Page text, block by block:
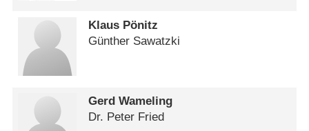
Klaus Pönitz
Günther Sawatzki
Gerd Wameling
Dr. Peter Fried